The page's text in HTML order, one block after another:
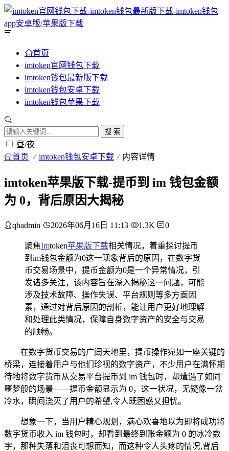
首页
imtoken官网钱包下载
imtoken钱包最新版下载
imtoken钱包安卓下载
imtoken钱包苹果下载
搜 索
昼/夜
首页 imtoken钱包安卓下载 内容详情
imtoken苹果版下载-提币到 im 钱包金额
为 0，背后原因大揭秘
qbadmin 2026年06月16日 11:13 1.3K 0
聚焦Imtoken苹果版下载相关情况，着重探讨提币
到im钱包金额为0这一现象背后的原因，在数字货
币交易场景中，提币金额为0是一个异常情况，引
发诸多关注，该内容旨在深入揭秘这一问题，可能
涉及技术故障、操作失误、平台规则等多方面因
素，通过对背后原因的剖析，能让用户更好地理解
和处理此类情况，保障自身数字资产的安全与交易
的顺畅。
在数字货币交易的广阔天地里，提币操作宛如一座关键的
桥梁，连接着用户与他们珍视的数字资产，不少用户在满怀期
待地将数字货币从交易平台提币到 im 钱包时，却遭遇了如同
噩梦般的场景——提币金额显示为 0，这一状况，无疑像一盆
冷水，瞬间浇灭了用户的希望,令人既困惑又担忧。
想象一下，当用户精心规划，满心欢喜地以为即将成功将
数字货币收入 im 钱包时，却看到最终到账金额为 0 的冰冷数
字，那种失落和沮丧可想而知，而这种令人头疼的情况,背后